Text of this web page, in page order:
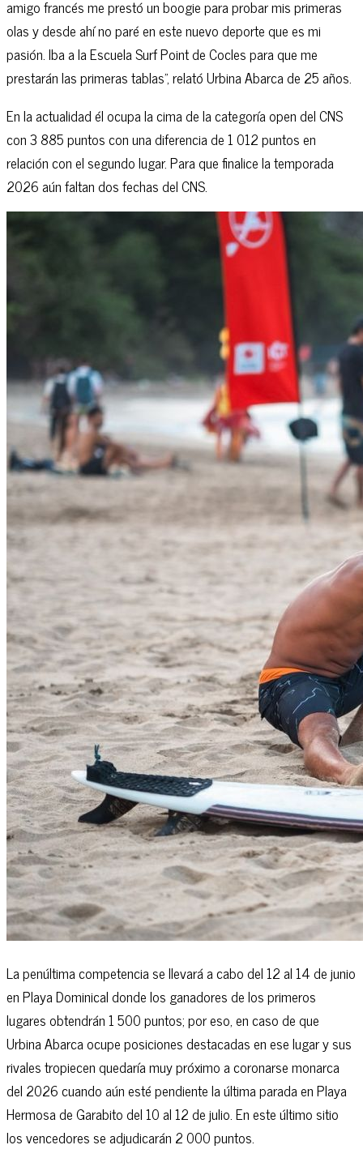
amigo francés me prestó un boogie para probar mis primeras
olas y desde ahí no paré en este nuevo deporte que es mi
pasión. Iba a la Escuela Surf Point de Cocles para que me
prestarán las primeras tablas”, relató Urbina Abarca de 25 años.
En la actualidad él ocupa la cima de la categoría open del CNS
con 3 885 puntos con una diferencia de 1 012 puntos en
relación con el segundo lugar. Para que finalice la temporada
2026 aún faltan dos fechas del CNS.
La penúltima competencia se llevará a cabo del 12 al 14 de junio
en Playa Dominical donde los ganadores de los primeros
lugares obtendrán 1 500 puntos; por eso, en caso de que
Urbina Abarca ocupe posiciones destacadas en ese lugar y sus
rivales tropiecen quedaría muy próximo a coronarse monarca
del 2026 cuando aún esté pendiente la última parada en Playa
Hermosa de Garabito del 10 al 12 de julio. En este último sitio
los vencedores se adjudicarán 2 000 puntos.